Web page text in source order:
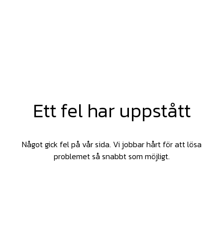
Ett fel har uppstått
Något gick fel på vår sida. Vi jobbar hårt för att lösa
problemet så snabbt som möjligt.